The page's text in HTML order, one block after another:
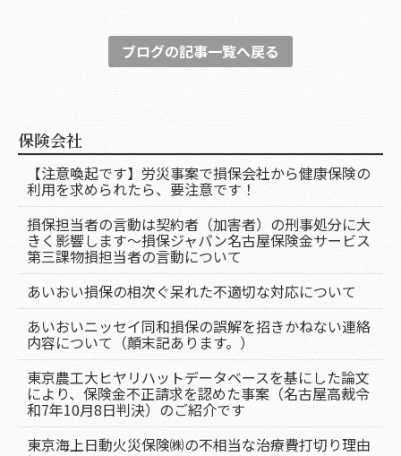
ブログの記事一覧へ戻る
保険会社
【注意喚起です】労災事案で損保会社から健康保険の
利用を求められたら、要注意です！
損保担当者の言動は契約者（加害者）の刑事処分に大
きく影響します～損保ジャパン名古屋保険金サービス
第三課物損担当者の言動について
あいおい損保の相次ぐ呆れた不適切な対応について
あいおいニッセイ同和損保の誤解を招きかねない連絡
内容について（顛末記あります。）
東京農工大ヒヤリハットデータベースを基にした論文
により、保険金不正請求を認めた事案（名古屋高裁令
和7年10月8日判決）のご紹介です
東京海上日動火災保険㈱の不相当な治療費打切り理由